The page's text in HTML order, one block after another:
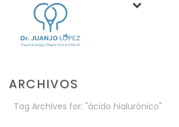
ARCHIVOS
Tag Archives for: "ácido hialurónico"